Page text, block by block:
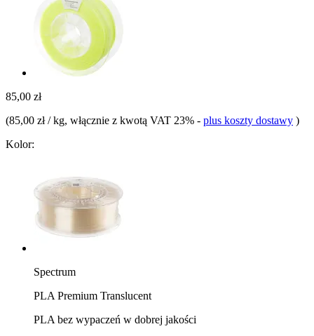
85,00 zł
(85,00 zł / kg, włącznie z kwotą VAT 23% - plus koszty dostawy )
Kolor:
Spectrum
PLA Premium Translucent
PLA bez wypaczeń w dobrej jakości